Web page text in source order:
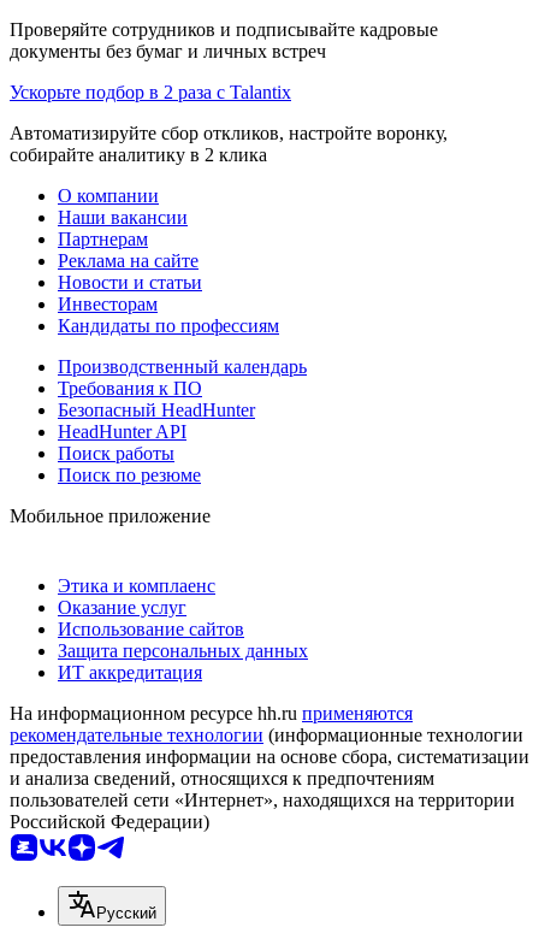
Проверяйте сотрудников и подписывайте кадровые
документы без бумаг и личных встреч
Ускорьте подбор в 2 раза с Talantix
Автоматизируйте сбор откликов, настройте воронку,
собирайте аналитику в 2 клика
О компании
Наши вакансии
Партнерам
Реклама на сайте
Новости и статьи
Инвесторам
Кандидаты по профессиям
Производственный календарь
Требования к ПО
Безопасный HeadHunter
HeadHunter API
Поиск работы
Поиск по резюме
Мобильное приложение
Этика и комплаенс
Оказание услуг
Использование сайтов
Защита персональных данных
ИТ аккредитация
На информационном ресурсе hh.ru применяются
рекомендательные технологии (информационные технологии
предоставления информации на основе сбора, систематизации
и анализа сведений, относящихся к предпочтениям
пользователей сети «Интернет», находящихся на территории
Российской Федерации)
Русский